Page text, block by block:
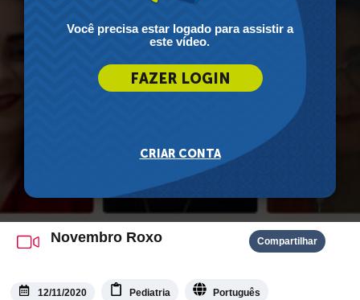
Você precisa estar logado para assistir a
este vídeo.
Novembro Roxo Compartilhar
12/11/2020 Pediatria Português